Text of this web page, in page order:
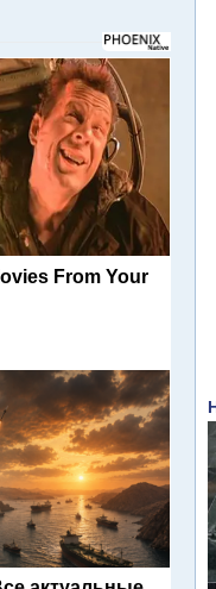
From Your